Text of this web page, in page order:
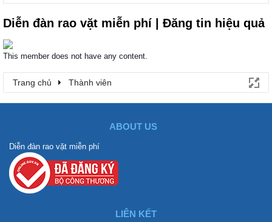
Diễn đàn rao vặt miễn phí | Đăng tin hiệu quả
This member does not have any content.
Trang chủ Thành viên
ABOUT US
Diễn đàn rao vặt miễn phí
LIÊN KẾT